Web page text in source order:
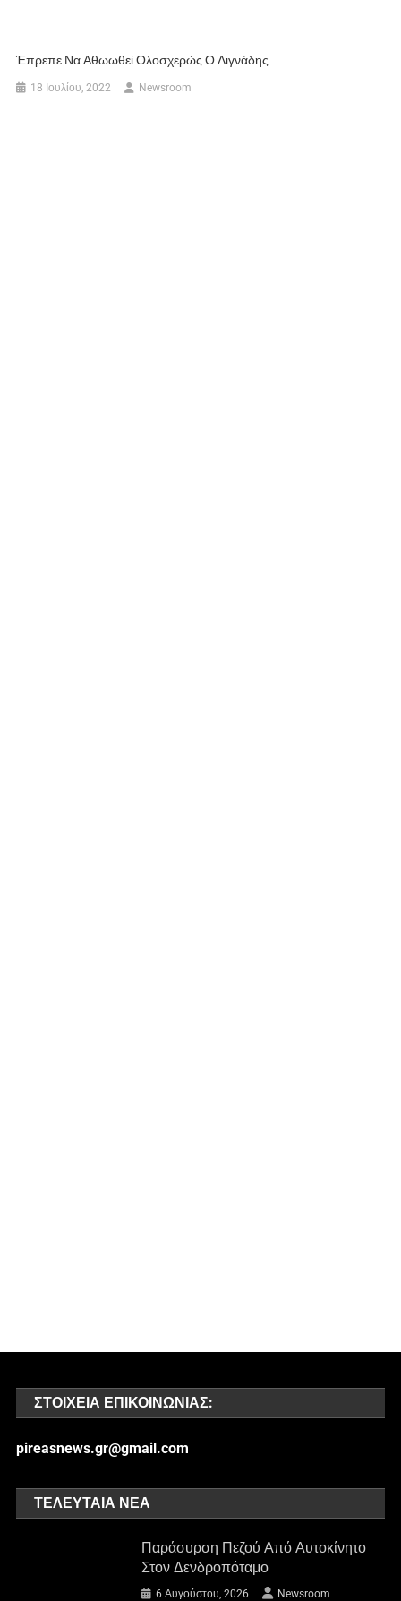
Έπρεπε Να Αθωωθεί Ολοσχερώς Ο Λιγνάδης
18 Ιουλίου, 2022 Newsroom
ΣΤΟΙΧΕΊΑ ΕΠΙΚΟΙΝΩΝΊΑΣ:
pireasnews.gr@gmail.com
ΤΕΛΕΥΤΑΊΑ ΝΈΑ
Παράσυρση Πεζού Από Αυτοκίνητο
Στον Δενδροπόταμο
6 Αυγούστου, 2026 Newsroom